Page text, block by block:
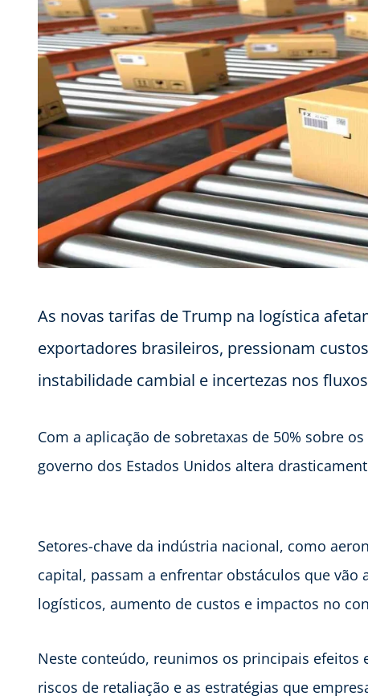
As novas tarifas de Trump na logística
exportadores brasileiros, pressionam
instabilidade cambial e incertezas nos
Com a aplicação de sobretaxas de 50% sobre
governo dos Estados Unidos altera
Setores-chave da indústria nacional, como
capital, passam a enfrentar obstáculos que
logísticos, aumento de custos e impactos no
Neste conteúdo, reunimos os principais efeitos
riscos de retaliação e as estratégias que